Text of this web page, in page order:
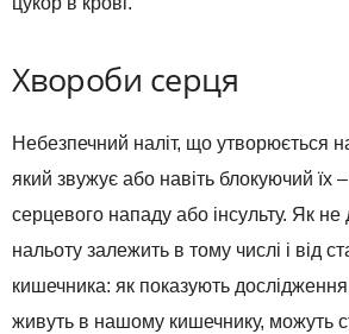
Хвороби серця
Небезпечний наліт, що утворюється
який звужує або навіть блокуючий їх
серцевого нападу або інсульту. Як не
нальоту залежить в тому числі і від
кишечника: як показують
живуть в нашому кишечнику, можуть